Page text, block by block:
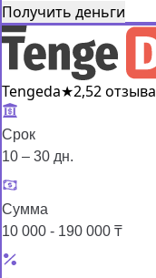
Получить деньги
Tengeda★2,52 отзыва
Срок
10 – 30 дн.
Сумма
10 000 - 190 000 ₸